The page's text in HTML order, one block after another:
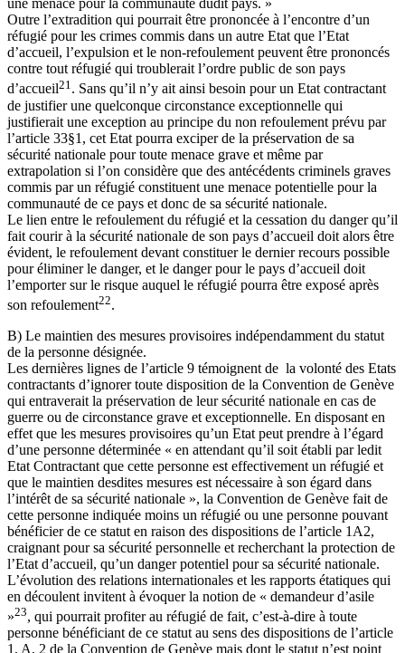
une menace pour la communauté dudit pays. »
Outre l’extradition qui pourrait être prononcée à l’encontre d’un
réfugié pour les crimes commis dans un autre Etat que l’Etat
d’accueil, l’expulsion et le non-refoulement peuvent être prononcés
contre tout réfugié qui troublerait l’ordre public de son pays
d’accueil21 . Sans qu’il n’y ait ainsi besoin pour un Etat contractant
de justifier une quelconque circonstance exceptionnelle qui
justifierait une exception au principe du non refoulement prévu par
l’article 33§1, cet Etat pourra exciper de la préservation de sa
sécurité nationale pour toute menace grave et même par
extrapolation si l’on considère que des antécédents criminels graves
commis par un réfugié constituent une menace potentielle pour la
communauté de ce pays et donc de sa sécurité nationale.
Le lien entre le refoulement du réfugié et la cessation du danger qu’il
fait courir à la sécurité nationale de son pays d’accueil doit alors être
évident, le refoulement devant constituer le dernier recours possible
pour éliminer le danger, et le danger pour le pays d’accueil doit
l’emporter sur le risque auquel le réfugié pourra être exposé après
son refoulement22.
B) Le maintien des mesures provisoires indépendamment du statut
de la personne désignée.
Les dernières lignes de l’article 9 témoignent de la volonté des Etats
contractants d’ignorer toute disposition de la Convention de Genève
qui entraverait la préservation de leur sécurité nationale en cas de
guerre ou de circonstance grave et exceptionnelle. En disposant en
effet que les mesures provisoires qu’un Etat peut prendre à l’égard
d’une personne déterminée « en attendant qu’il soit établi par ledit
Etat Contractant que cette personne est effectivement un réfugié et
que le maintien desdites mesures est nécessaire à son égard dans
l’intérêt de sa sécurité nationale », la Convention de Genève fait de
cette personne indiquée moins un réfugié ou une personne pouvant
bénéficier de ce statut en raison des dispositions de l’article 1A2,
craignant pour sa sécurité personnelle et recherchant la protection de
l’Etat d’accueil, qu’un danger potentiel pour sa sécurité nationale.
L’évolution des relations internationales et les rapports étatiques qui
en découlent invitent à évoquer la notion de « demandeur d’asile
»23, qui pourrait profiter au réfugié de fait, c’est-à-dire à toute
personne bénéficiant de ce statut au sens des dispositions de l’article
1, A, 2 de la Convention de Genève mais dont le statut n’est point